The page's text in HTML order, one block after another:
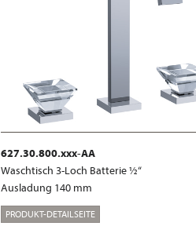
627.30.800.xxx-AA
Waschtisch 3-Loch Batterie ½“
Ausladung 140 mm
PRODUKT-DETAILSEITE